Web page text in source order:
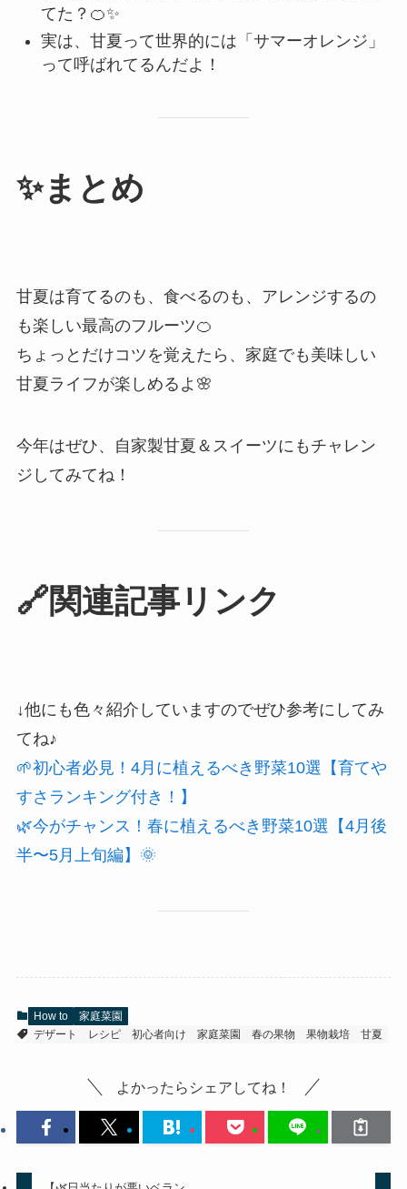
てた？🍊✨
実は、甘夏って世界的には「サマーオレンジ」
って呼ばれてるんだよ！
✨まとめ
甘夏は育てるのも、食べるのも、アレンジするの
も楽しい最高のフルーツ🍊
ちょっとだけコツを覚えたら、家庭でも美味しい
甘夏ライフが楽しめるよ🌸
今年はぜひ、自家製甘夏＆スイーツにもチャレン
ジしてみてね！
🔗関連記事リンク
↓他にも色々紹介していますのでぜひ参考にしてみ
てね♪
🌱初心者必見！4月に植えるべき野菜10選【育てや
すさランキング付き！】
🌿今がチャンス！春に植えるべき野菜10選【4月後
半〜5月上旬編】🌞
How to
家庭菜園
デザート
レシピ 初心者向け 家庭菜園 春の果物 果物栽培 甘夏
よかったらシェアしてね！